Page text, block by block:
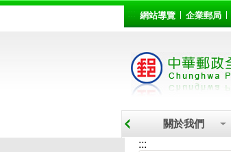
::: 網站導覽 企業郵局
關於我們
:::